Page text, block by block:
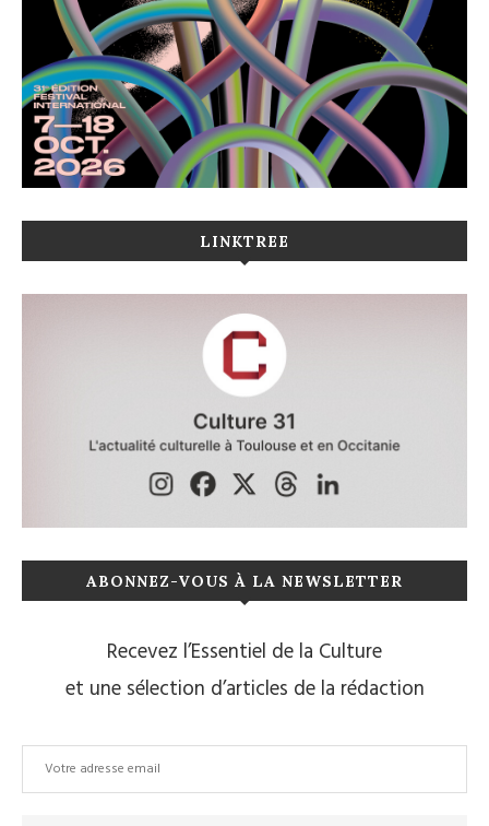
LINKTREE
ABONNEZ-VOUS À LA NEWSLETTER
Recevez l’Essentiel de la Culture
et une sélection d’articles de la rédaction